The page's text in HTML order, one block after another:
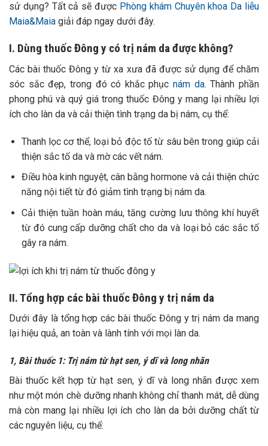
sử dụng? Tất cả sẽ được Phòng khám Chuyên khoa Da liễu
Maia&Maia giải đáp ngay dưới đây.
I. Dùng thuốc Đông y có trị nám da được không?
Các bài thuốc Đông y từ xa xưa đã được sử dụng để chăm
sóc sắc đẹp, trong đó có khắc phụcnám da. Thành phần
phong phú và quý giá trong thuốc Đông y mang lại nhiều lợi
ích cho làn da và cải thiện tình trạng da bị nám, cụ thể:
Thanh lọc cơ thể, loại bỏ độc tố từ sâu bên trong giúp cải
thiện sắc tố da và mờ các vết nám.
Điều hòa kinh nguyệt, cân bằng hormone và cải thiện chức
năng nội tiết từ đó giảm tình trạng bị nám da.
Cải thiện tuần hoàn máu, tăng cường lưu thông khí huyết
từ đó cung cấp dưỡng chất cho da và loại bỏ các sắc tố
gây ra nám.
II. Tổng hợp các bài thuốc Đông y trị nám da
Dưới đây là tổng hợp các bài thuốc Đông y trị nám da mang
lại hiệu quả, an toàn và lành tính với mọi làn da.
1, Bài thuốc 1: Trị nám từ hạt sen, ý dĩ và long nhãn
Bài thuốc kết hợp từ hạt sen, ý dĩ và long nhãn được xem
như một món chè dưỡng nhanh không chỉ thanh mát, dễ dùng
mà còn mang lại nhiều lợi ích cho làn da bởi dưỡng chất từ
các nguyên liệu, cụ thể: